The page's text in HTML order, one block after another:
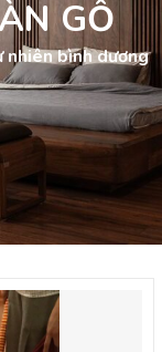
GỖ
nhiên bình dương